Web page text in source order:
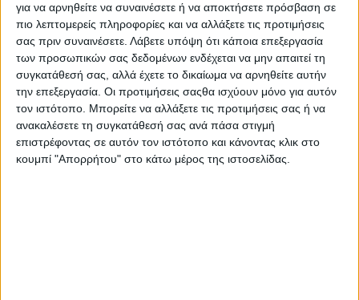
για να αρνηθείτε να συναινέσετε ή να αποκτήσετε πρόσβαση σε
πιο λεπτομερείς πληροφορίες και να αλλάξετε τις προτιμήσεις
σας πριν συναινέσετε. Λάβετε υπόψη ότι κάποια επεξεργασία
των προσωπικών σας δεδομένων ενδέχεται να μην απαιτεί τη
συγκατάθεσή σας, αλλά έχετε το δικαίωμα να αρνηθείτε αυτήν
την επεξεργασία. Οι προτιμήσεις σαςθα ισχύουν μόνο για αυτόν
τον ιστότοπο. Μπορείτε να αλλάξετε τις προτιμήσεις σας ή να
ανακαλέσετε τη συγκατάθεσή σας ανά πάσα στιγμή
επιστρέφοντας σε αυτόν τον ιστότοπο και κάνοντας κλικ στο
κουμπί "Απορρήτου" στο κάτω μέρος της ιστοσελίδας.